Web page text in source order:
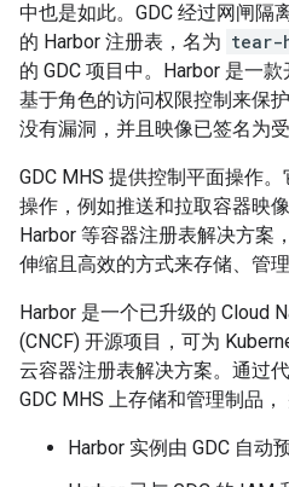
中也是如此。GDC 经过网闸隔
的 Harbor 注册表，名为 tear-
的 GDC 项目中。Harbor 是一
基于角色的访问权限控制来保
没有漏洞，并且映像已签名为受
GDC MHS 提供控制平面操作
操作，例如推送和拉取容器映
Harbor 等容器注册表解决方案
伸缩且高效的方式来存储、管
Harbor 是一个已升级的 Cloud
(CNCF) 开源项目，可为
云容器注册表解决方案。通过
GDC MHS 上存储和管理制品，
Harbor 实例由 GDC 自动